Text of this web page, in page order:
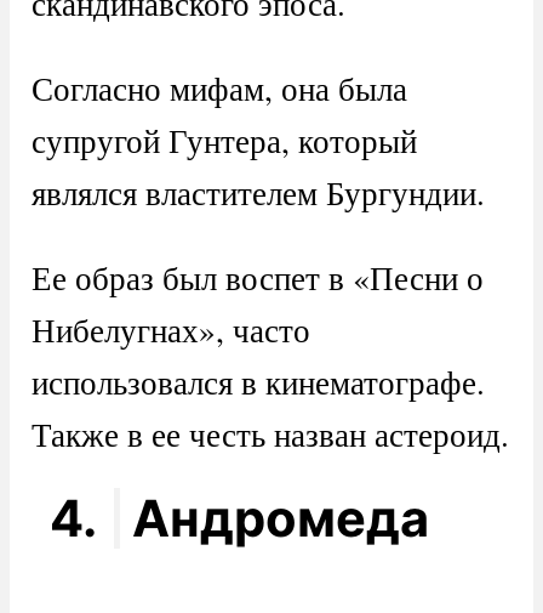
Согласно мифам, она была
супругой Гунтера, который
являлся властителем Бургундии.
Ее образ был воспет в «Песни о
Нибелугнах», часто
использовался в кинематографе.
Также в ее честь назван астероид.
4. Андромеда